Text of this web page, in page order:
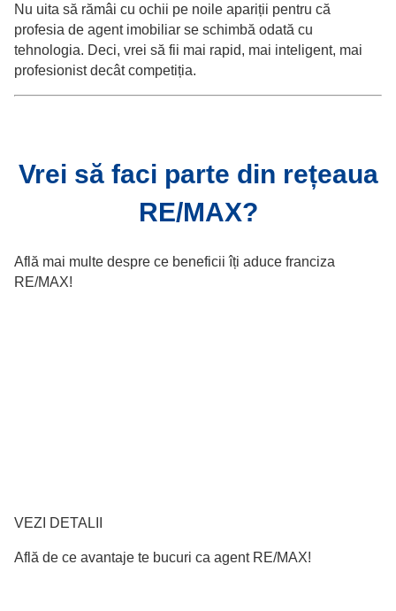
Nu uita să rămâi cu ochii pe noile apariții pentru că
profesia de agent imobiliar se schimbă odată cu
tehnologia. Deci, vrei să fii mai rapid, mai inteligent, mai
profesionist decât competiția.
Vrei să faci parte din rețeaua
RE/MAX?
Află mai multe despre ce beneficii îți aduce franciza
RE/MAX!
VEZI DETALII
Află de ce avantaje te bucuri ca agent RE/MAX!